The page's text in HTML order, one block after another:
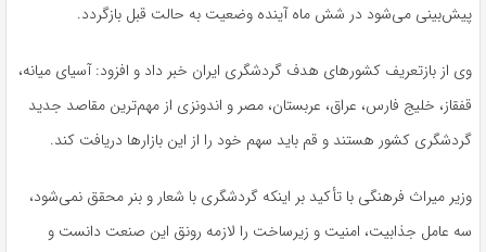
پیش‌بینی می‌شود در شش ماه آینده وضعیت به حالت قبل بازگردد.
وی از بازتعریف کشورهای هدف گردشگری ایران خبر داد و افزود: آسیای میانه،
قفقاز، خلیج فارس، عراق، عربستان، مصر و اندونزی از مهم‌ترین مقاصد جدید
گردشگری کشور هستند و قم باید سهم خود را از این بازارها دریافت کند.
وزیر میراث فرهنگی با تأکید بر اینکه گردشگری با شعار و بنر محقق نمی‌شود،
سه عامل جذابیت، امنیت و زیرساخت را لازمه رونق این صنعت دانست و